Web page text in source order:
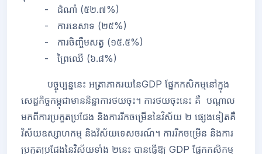
- ដំណាំ (៥២.៧%)
- ការនេសាទ (២៥%)
- ការចិញ្ចឹមសត្វ (១៥.៥%)
- ព្រៃឈើ (៦.៨%)
បច្ចុប្បន្ននេះ អត្រាភាគរយនៃGDP ផ្នែកកសិកម្មនៅក្នុង
សេដ្ឋកិច្ចកម្ពុជាមាននិន្នាការថយចុះ។ ការថយចុះនេះ គឺ បណ្តាល
មកពីការប្រកួតប្រជែង និងការរីកចម្រើននៃវិស័យ ២ ផ្សេងទៀតគឺ
វិស័យឧស្សាហកម្ម និងវិស័យទេសចរណ៍។ ការរីកចម្រើន និងការ
ប្រកួតប្រជែងនៃវិស័យទាំង ២នេះ បានធ្វើឱ្យ GDP ផ្នែកកសិកម្ម